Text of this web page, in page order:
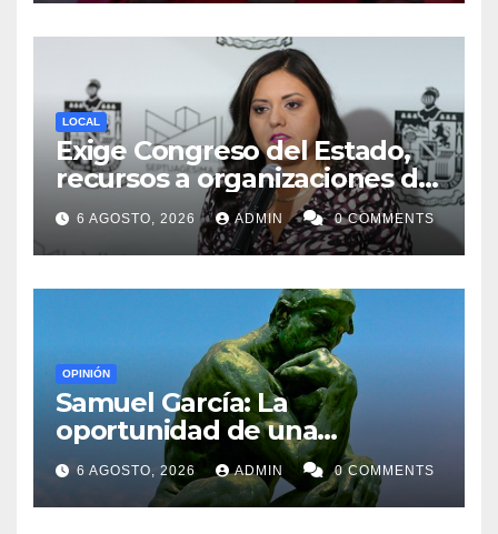
LOCAL
Exige Congreso del Estado,
recursos a organizaciones de
la sociedad civil
6 AGOSTO, 2026 ADMIN 0 COMMENTS
OPINIÓN
Samuel García: La
oportunidad de una
generación
6 AGOSTO, 2026 ADMIN 0 COMMENTS